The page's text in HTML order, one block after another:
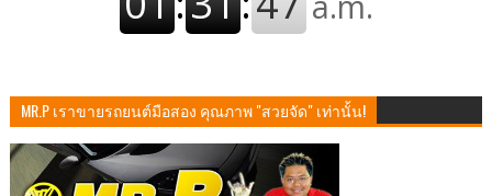
MR.P เราขายรถยนต์มือสอง คุณภาพ "สวยจัด" เท่านั้น!